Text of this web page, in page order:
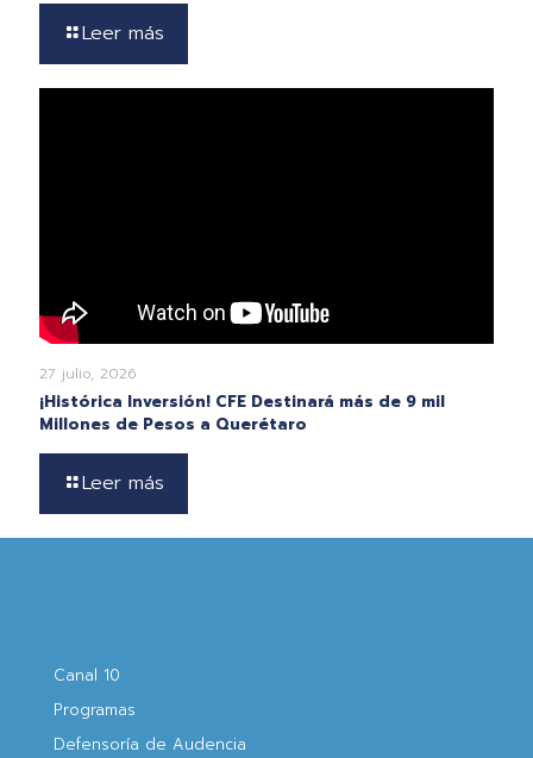
Leer más
27 julio, 2026
¡Histórica Inversión! CFE Destinará más de 9 mil
Millones de Pesos a Querétaro
Leer más
Canal 10
Programas
Defensoría de Audencia